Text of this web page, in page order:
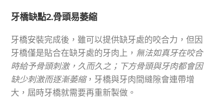
牙橋缺點2.骨頭易萎縮
牙橋安裝完成後，雖可以提供缺牙處的咬合力，但因
牙橋僅是貼合在缺牙處的牙肉上， 無法如真牙在咬合
時給予骨頭刺激，久而久之；下方骨頭與牙肉都會因
缺少刺激而逐漸萎縮，牙橋與牙肉間縫隙會連帶增
大，屆時牙橋就需要再重新製做。